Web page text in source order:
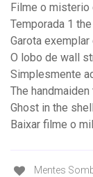
Filme o
Temporada 1
Garota exemplar
O lobo de wall
Simplesmente
The
Ghost in the
Baixar filme o
Mentes